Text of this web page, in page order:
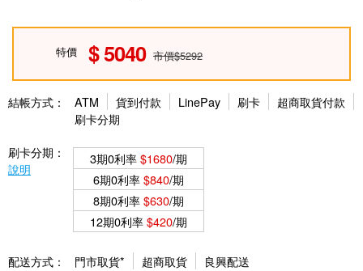
特價 5040 市價$5292
結帳方式： ATM 貨到付款 LinePay 刷卡
超商取貨付款
刷卡分期
刷卡分期：
說明
3期0利率$1680/期
6期0利率$840/期
8期0利率$630/期
12期0利率$420/期
配送方式： 門市取貨* 超商取貨
良興配送